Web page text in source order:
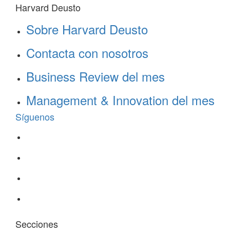
Harvard Deusto
Sobre Harvard Deusto
Contacta con nosotros
Business Review del mes
Management & Innovation del mes
Síguenos
Secciones